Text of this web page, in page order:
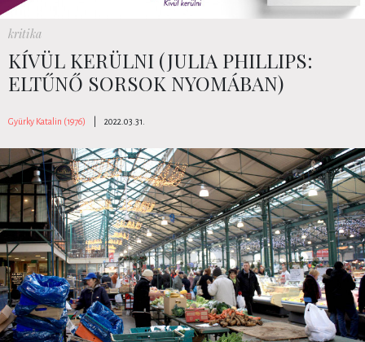
kritika
KÍVÜL KERÜLNI (JULIA PHILLIPS:
ELTŰNŐ SORSOK NYOMÁBAN)
Gyürky Katalin (1976) 2022.03.31.